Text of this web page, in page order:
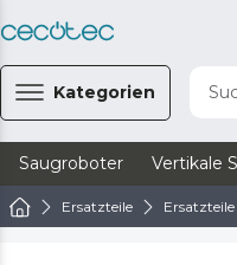
Kategorien
Saugroboter Vertikale
Ersatzteile